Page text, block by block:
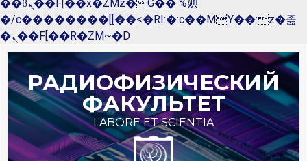
��ϐܢ��F[��x�ZMz�G�� %嬩
�/c��������[[��<�RI:�:c��MΎ��:z�졾
�ܢ��F[��R�ZM~�D
Перейти
содержимому
РАДИОФИЗИЧЕСКИЙ
ФАКУЛЬТЕТ
LABORE ET SCIENTIA